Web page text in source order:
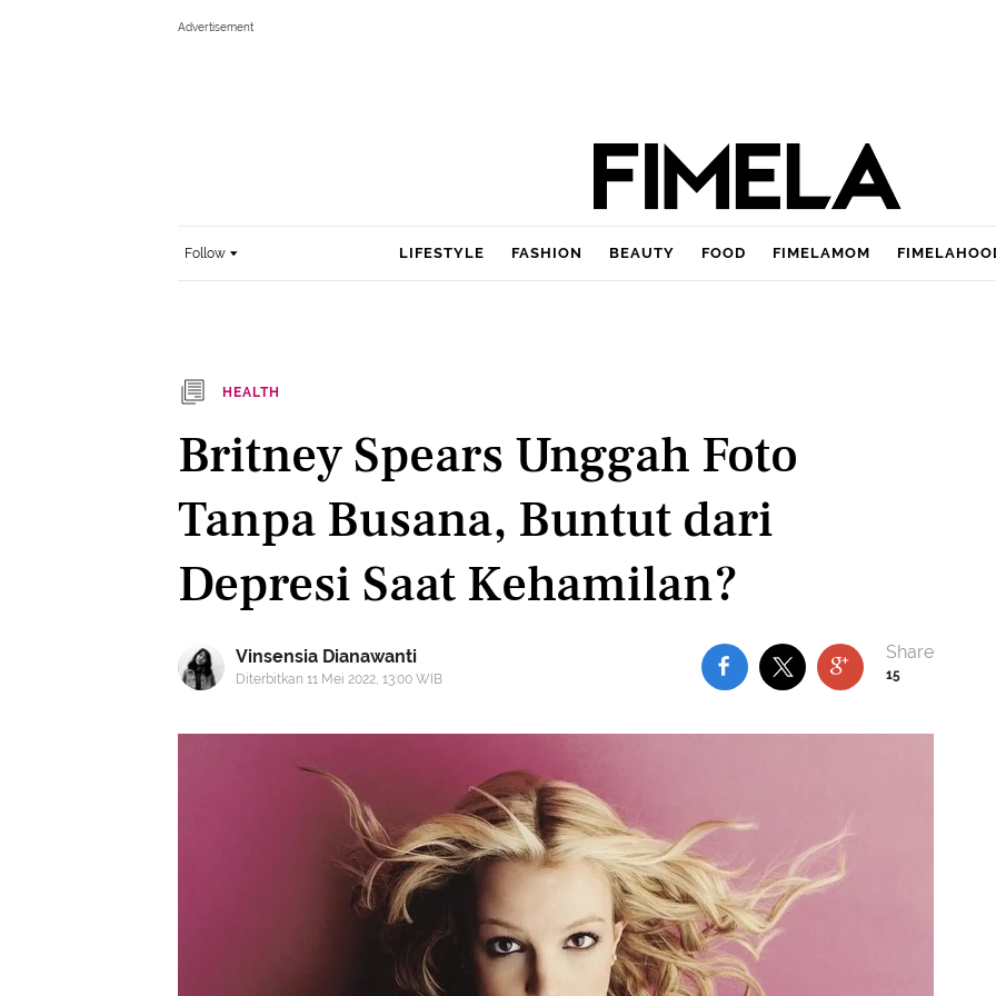
Follow LIFESTYLE FASHION BEAUTY FOOD FIMELAMOM
HEALTH
Britney Spears Unggah Foto
Tanpa Busana, Buntut dari
Depresi Saat Kehamilan?
Vinsensia Dianawanti
Diterbitkan 11 Mei 2022, 13:00 WIB 15